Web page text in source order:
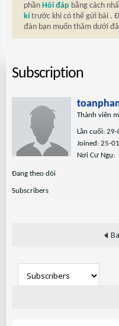
phần Hỏi đáp bằng cách
kí trước khi có thể gửi bài .
đàn bạn muốn thăm dưới
Subscription
Thành viên
Lần cuối:
Joined: 25-
Nơi Cư Ngụ:
Ðang theo dõi
Subscribers